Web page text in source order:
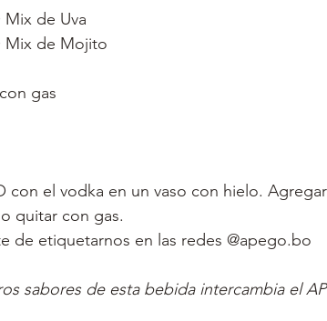
de Uva
Mix de Mojito
gas
con el vodka en un vaso con hielo.
quitar con gas.
de etiquetarnos en las redes @apego.bo
sabores de esta bebida intercambia el